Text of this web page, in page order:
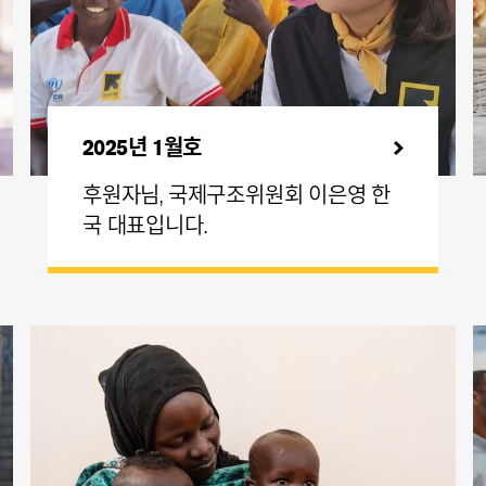
2025년 1월호
후원자님, 국제구조위원회 이은영 한
국 대표입니다.